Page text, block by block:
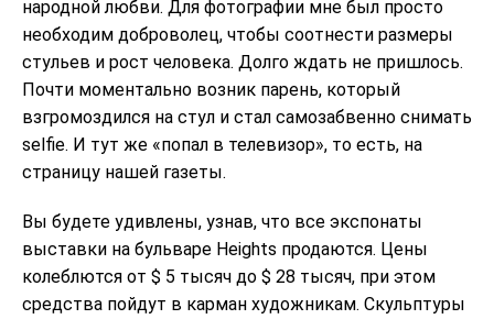
народной любви. Для фотографии мне был просто
необходим доброволец, чтобы соотнести размеры
стульев и рост человека. Долго ждать не пришлось.
Почти моментально возник парень, который
взгромоздился на стул и стал самозабвенно снимать
selfie. И тут же «попал в телевизор», то есть, на
страницу нашей газеты.
Вы будете удивлены, узнав, что все экспонаты
выставки на бульваре Heights продаются. Цены
колеблются от $ 5 тысяч до $ 28 тысяч, при этом
средства пойдут в карман художникам. Скульптуры